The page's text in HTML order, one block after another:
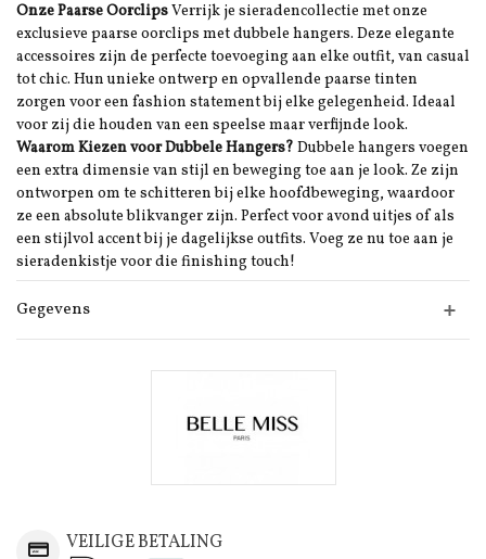
Onze Paarse OorclipsVerrijk je sieradencollectie met onze
exclusieve paarse oorclips met dubbele hangers. Deze elegante
accessoires zijn de perfecte toevoeging aan elke outfit, van casual
tot chic. Hun unieke ontwerp en opvallende paarse tinten
zorgen voor een fashion statement bij elke gelegenheid. Ideaal
voor zij die houden van een speelse maar verfijnde look.
Waarom Kiezen voor Dubbele Hangers? Dubbele hangers voegen
een extra dimensie van stijl en beweging toe aan je look. Ze zijn
ontworpen om te schitteren bij elke hoofdbeweging, waardoor
ze een absolute blikvanger zijn. Perfect voor avond uitjes of als
een stijlvol accent bij je dagelijkse outfits. Voeg ze nu toe aan je
sieradenkistje voor die finishing touch!
Gegevens
VEILIGE BETALING